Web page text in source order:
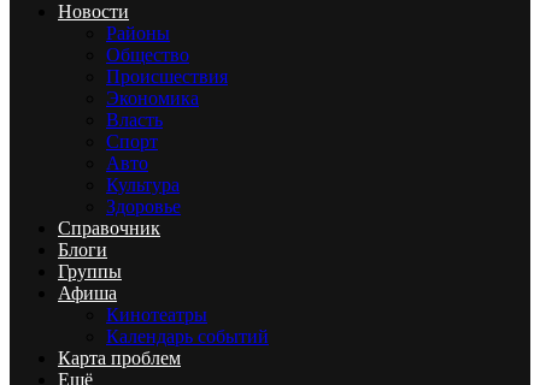
Новости
Районы
Общество
Происшествия
Экономика
Власть
Спорт
Авто
Культура
Здоровье
Справочник
Блоги
Группы
Афиша
Кинотеатры
Календарь событий
Карта проблем
Ещё